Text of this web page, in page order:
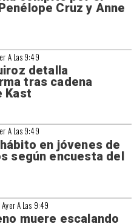
Cruz y Anne
A Las 9:49
detalla
tras cadena
Kast
A Las 9:49
en jóvenes de
según encuesta del
Ayer A Las 9:49
muere escalando